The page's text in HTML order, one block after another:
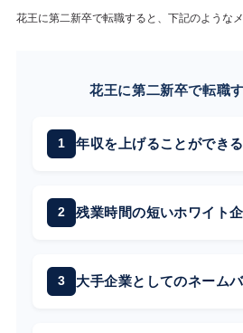
花王に第二新卒で転職すると、下記のような
花王に第二新卒で転職
年収を上げることができる
残業時間の短いホワイト
大手企業としてのネーム